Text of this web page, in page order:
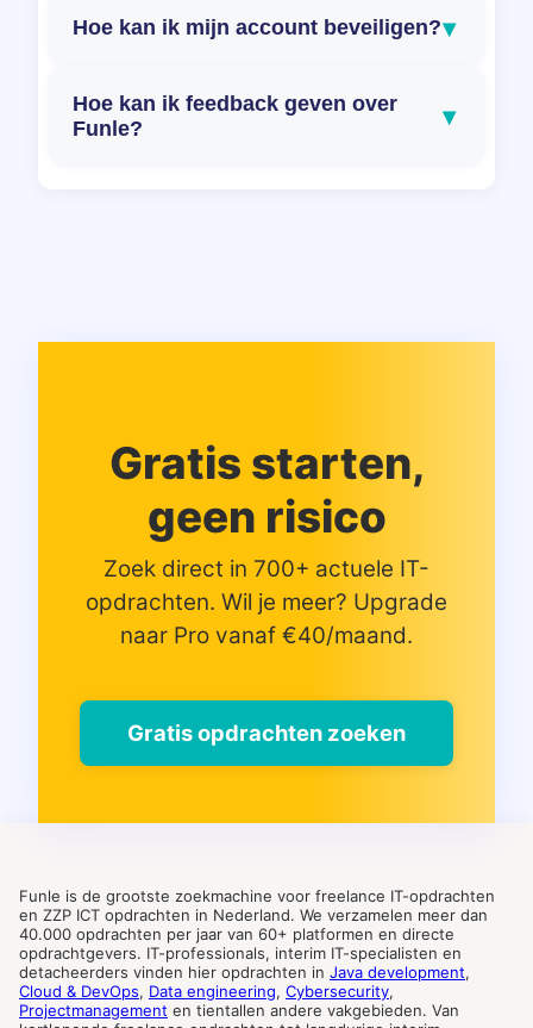
Hoe kan ik mijn account beveiligen?▾
Hoe kan ik feedback geven over
Funle?
▾
Gratis starten,
geen risico
Zoek direct in 700+ actuele IT-
opdrachten. Wil je meer? Upgrade
naar Pro vanaf €40/maand.
Gratis opdrachten zoeken
Funle is de grootste zoekmachine voor freelance IT-opdrachten
en ZZP ICT opdrachten in Nederland. We verzamelen meer dan
40.000 opdrachten per jaar van 60+ platformen en directe
opdrachtgevers. IT-professionals, interim IT-specialisten en
detacheerders vinden hier opdrachten in Java development,
Cloud & DevOps, Data engineering, Cybersecurity,
Projectmanagement en tientallen andere vakgebieden. Van